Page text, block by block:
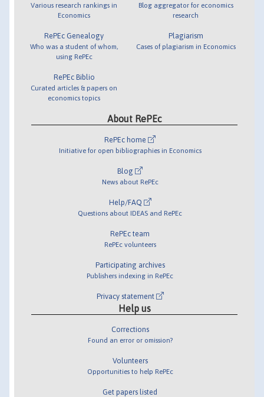
Various research rankings in
Economics
RePEc Genealogy
Who was a student of whom,
using RePEc
RePEc Biblio
Curated articles & papers on
economics topics
Blog aggregator for economics
research
Plagiarism
Cases of plagiarism in Economics
About RePEc
RePEc home
Initiative for open bibliographies in Economics
Blog
News about RePEc
Help/FAQ
Questions about IDEAS and RePEc
RePEc team
RePEc volunteers
Participating archives
Publishers indexing in RePEc
Privacy statement
Help us
Corrections
Found an error or omission?
Volunteers
Opportunities to help RePEc
Get papers listed